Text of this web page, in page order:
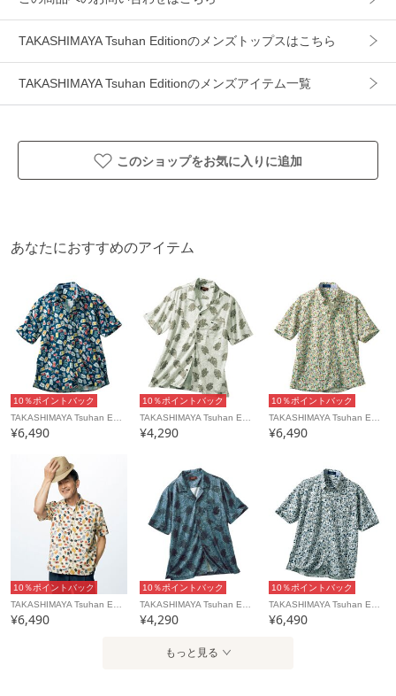
ギフト 可
TAKASHIMAYA Tsuhan Editionのメンズトップスはこちら
TAKASHIMAYA Tsuhan Editionのメンズアイテム一覧
このショップをお気に入りに追加
あなたにおすすめのアイテム
10％ポイントバック
¥6,490
10％ポイントバック
¥4,290
10％ポイントバック
¥6,490
10％ポイントバック
¥6,490
10％ポイントバック
¥4,290
10％ポイントバック
¥6,490
もっと見る